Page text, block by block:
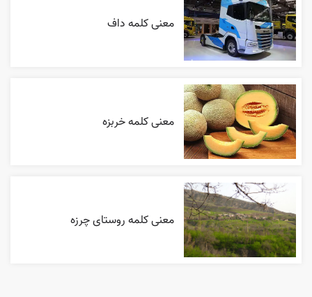
معنی کلمه داف
معنی کلمه خربزه
معنی کلمه روستای چرزه